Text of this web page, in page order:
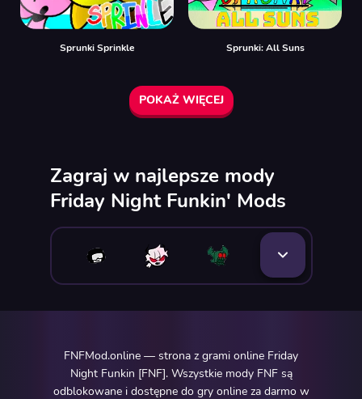
Sprunki Sprinkle Sprunki: All Suns
POKAŻ WIĘCEJ
Zagraj w najlepsze mody
Friday Night Funkin' Mods
FNFMod.online — strona z grami online Friday
Night Funkin [FNF]. Wszystkie mody FNF są
odblokowane i dostępne do gry online za darmo w